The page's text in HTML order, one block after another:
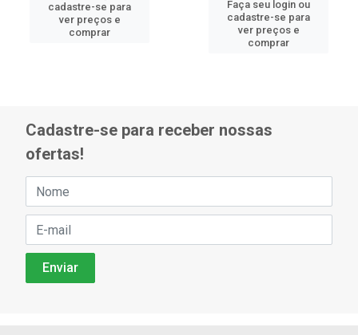
cadastre-se para
ver preços e
comprar
Faça seu login ou
cadastre-se para
ver preços e
comprar
Cadastre-se para receber nossas
ofertas!